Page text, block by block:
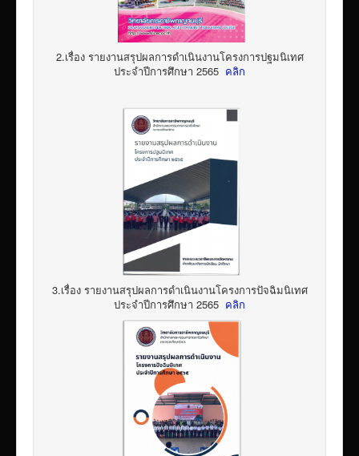
2.เรื่อง รายงานสรุปผลการดำเนินงานโครงการปฐมนิเทศ
ประจำปีการศึกษา 2565 คลิก
3.เรื่อง รายงานสรุปผลการดำเนินงานโครงการปัจฉิมนิเทศ
ประจำปีการศึกษา 2565 คลิก